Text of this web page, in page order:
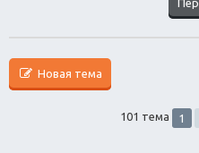
Новая тема
101 тема 1